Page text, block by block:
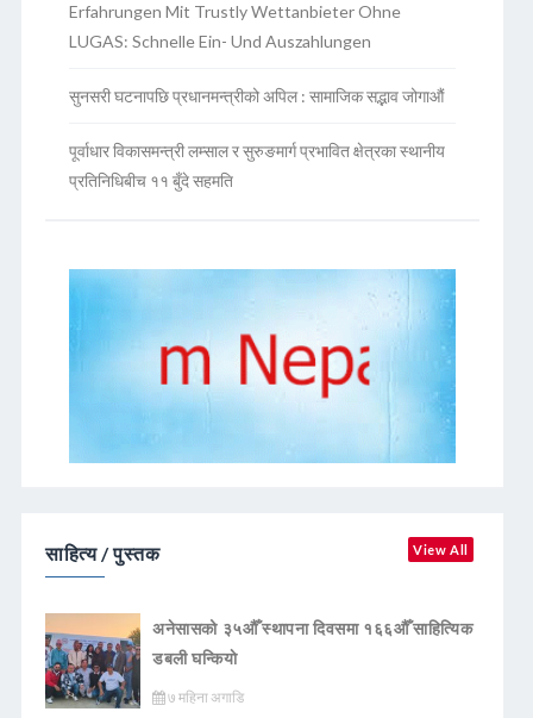
Erfahrungen Mit Trustly Wettanbieter Ohne
LUGAS: Schnelle Ein- Und Auszahlungen
सुनसरी घटनापछि प्रधानमन्त्रीको अपिल : सामाजिक सद्भाव जोगाऔं
पूर्वाधार विकासमन्त्री लम्साल र सुरुङमार्ग प्रभावित क्षेत्रका स्थानीय
प्रतिनिधिबीच ११ बुँदे सहमति
साहित्य / पुस्तक View All
अनेसासको ३५औँ स्थापना दिवसमा १६६औँ साहित्यिक
डबली घन्कियाे
७ महिना अगाडि